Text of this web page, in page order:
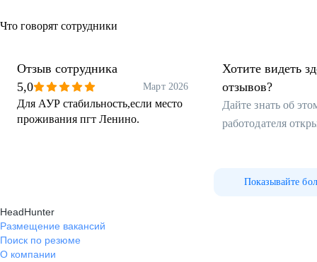
Что говорят сотрудники
Отзыв сотрудника
5,0
Март 2026
Для АУР стабильность,если место
проживания пгт Ленино.
Хотите видеть
отзывов?
Дайте знать об
работодателя
Показывайте
HeadHunter
Размещение вакансий
Поиск по резюме
О компании